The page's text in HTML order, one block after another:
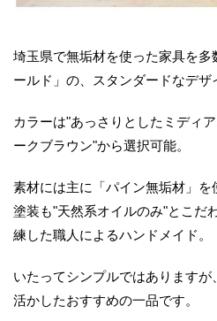
埼玉県で無垢材を使った家具を
ールド」の、スタンダードなデザ
カラーは"あっさりとしたミディ
ークブラウン"から選択可能。
素材には主に「パイン無垢材」を
塗装も"天然系オイルのみ"とこだ
練した職人によるハンドメイド。
いたってシンプルではあります
活かしたおすすめの一品です。